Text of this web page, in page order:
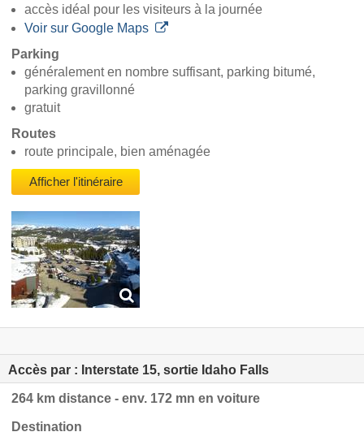
accès idéal pour les visiteurs à la journée
Voir sur Google Maps
Parking
généralement en nombre suffisant, parking bitumé,
parking gravillonné
gratuit
Routes
route principale, bien aménagée
Afficher l'itinéraire
Accès par : Interstate 15, sortie Idaho Falls
264 km distance - env. 172 mn en voiture
Destination